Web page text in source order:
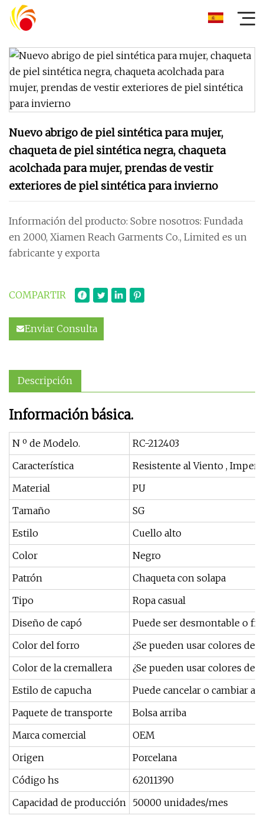
Nuevo abrigo de piel sintética para mujer,
chaqueta de piel sintética negra, chaqueta
acolchada para mujer, prendas de vestir
exteriores de piel sintética para invierno
Información del producto: Sobre nosotros: Fundada
en 2000, Xiamen Reach Garments Co., Limited es un
fabricante y exporta
COMPARTIR
Enviar Consulta
Descripción
Información básica.
N º de Modelo.
RC-212403
Característica
Resistente al Viento ,
Material
PU
Tamaño
SG
Estilo
Cuello alto
Color
Negro
Patrón
Chaqueta con solapa
Tipo
Ropa casual
Diseño de capó
Puede ser desmontable o
Color del forro
¿Se pueden usar colores de
Color de la cremallera
¿Se pueden usar colores de
Estilo de capucha
Puede cancelar o cambiar a
Paquete de transporte
Bolsa arriba
Marca comercial
OEM
Origen
Porcelana
Código hs
62011390
Capacidad de producción 50000 unidades/mes